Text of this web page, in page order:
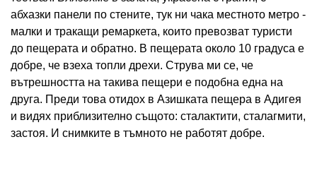
абхазки панели по стените, тук ни чака местното метро -
малки и тракащи ремаркета, които превозват туристи
до пещерата и обратно. В пещерата около 10 градуса е
добре, че взеха топли дрехи. Струва ми се, че
вътрешността на такива пещери е подобна една на
друга. Преди това отидох в Азишката пещера в Адигея
и видях приблизително същото: сталактити, сталагмити,
застоя. И снимките в тъмното не работят добре.